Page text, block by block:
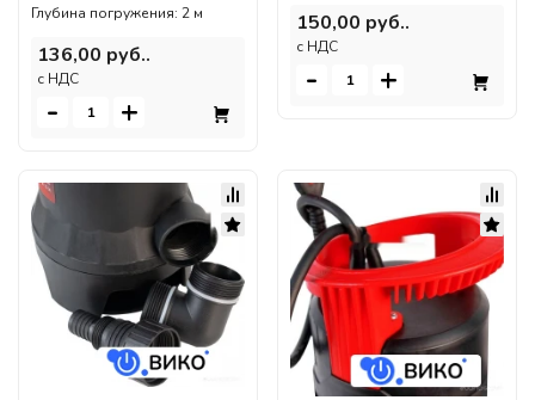
Глубина погружения: 2 м
136,00 руб..
c НДС
- +
150,00 руб..
c НДС
- +